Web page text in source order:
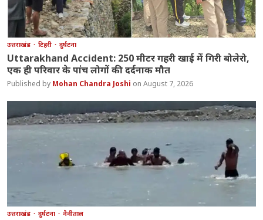
उत्तराखंड टिहरी दुर्घटना
Uttarakhand Accident: 250 मीटर गहरी खाई में गिरी बोलेरो,
एक ही परिवार के पांच लोगों की दर्दनाक मौत
Mohan Chandra Joshi August 7, 2026
उत्तराखंड दुर्घटना नैनीताल